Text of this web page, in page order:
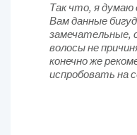
Так что, я
Вам данные
замечательные,
волосы не
конечно же
испробовать на